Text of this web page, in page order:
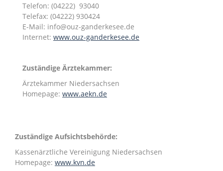
Telefon: (04222) 93040
Telefax: (04222) 930424
E-Mail: info@ouz-ganderkesee.de
Internet: www.ouz-ganderkesee.de
Zuständige Ärztekammer:
Ärztekammer Niedersachsen
Homepage: www.aekn.de
Zuständige Aufsichtsbehörde:
Kassenärztliche Vereinigung Niedersachsen
Homepage: www.kvn.de